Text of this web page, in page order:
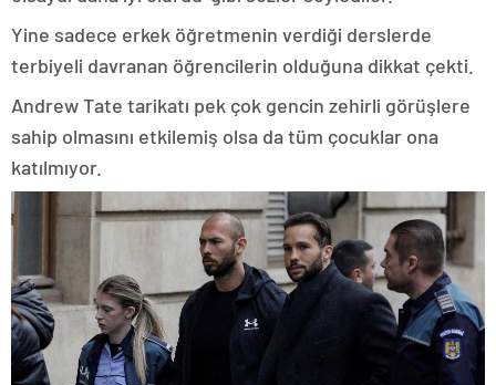
Yine sadece erkek öğretmenin verdiği derslerde
terbiyeli davranan öğrencilerin olduğuna dikkat çekti.
Andrew Tate tarikatı pek çok gencin zehirli görüşlere
sahip olmasını etkilemiş olsa da tüm çocuklar ona
katılmıyor.